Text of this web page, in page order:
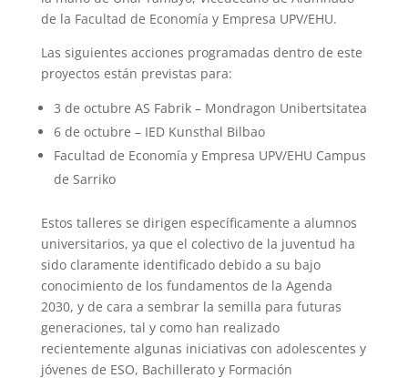
de la Facultad de Economía y Empresa UPV/EHU.
Las siguientes acciones programadas dentro de este
proyectos están previstas para:
3 de octubre AS Fabrik – Mondragon Unibertsitatea
6 de octubre – IED Kunsthal Bilbao
Facultad de Economía y Empresa UPV/EHU Campus
de Sarriko
Estos talleres se dirigen específicamente a alumnos
universitarios, ya que el colectivo de la juventud ha
sido claramente identificado debido a su bajo
conocimiento de los fundamentos de la Agenda
2030, y de cara a sembrar la semilla para futuras
generaciones, tal y como han realizado
recientemente algunas iniciativas con adolescentes y
jóvenes de ESO, Bachillerato y Formación